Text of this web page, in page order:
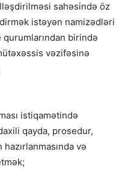
sahəsində öz
istəyən namizədləri
birində
vəzifəsinə
istiqamətində
qayda, prosedur,
və